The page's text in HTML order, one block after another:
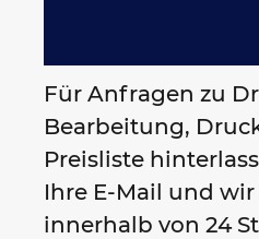
Für Anfragen zu
Bearbeitung,
Preisliste
Ihre E-Mail und
innerhalb von 24